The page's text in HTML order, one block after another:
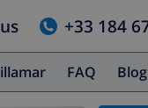
+33 184
FAQ Blog